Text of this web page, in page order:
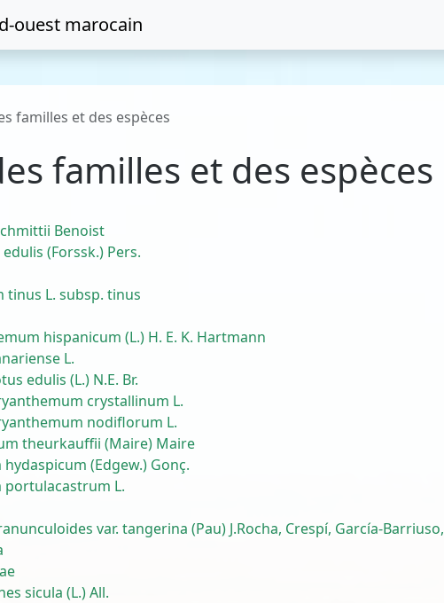
ouest marocain
familles et des espèces
familles et des espèces
Benoist
(Forssk.) Pers.
tinus L. subsp. tinus
hispanicum (L.) H. E. K. Hartmann
L.
edulis (L.) N.E. Br.
crystallinum L.
nodiflorum L.
theurkauffii (Maire) Maire
hydaspicum (Edgew.) Gonç.
portulacastrum L.
var. tangerina (Pau) J.Rocha, Crespí, García-Barriuso,
sicula (L.) All.